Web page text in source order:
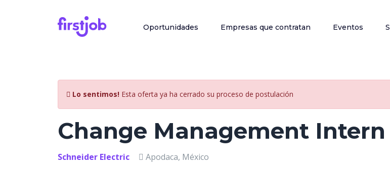
Oportunidades Empresas que contratan Eventos
Lo sentimos! Esta oferta ya ha cerrado su proceso de postulación
Change Management Intern
Schneider Electric Apodaca, México